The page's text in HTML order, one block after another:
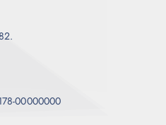
00000000